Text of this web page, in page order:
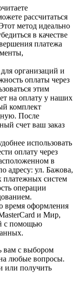
рассчитаться
метод идеально
в качестве
платежа
для организаций и
оплаты через
этим
на оплату у наших
комплект
После
счет ваш заказ
использовать
оплату через
в
адресу: ул. Бажова,
систем
операции
время оформления
и Мир,
с помощью
вам с выбором
любые вопросы.
или получить